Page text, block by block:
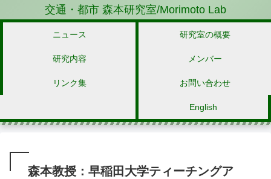
交通・都市 森本研究室/Morimoto Lab
ニュース 研究室の概要
研究内容 メンバー
リンク集 お問い合わせ
English
森本教授：早稲田大学ティーチングア